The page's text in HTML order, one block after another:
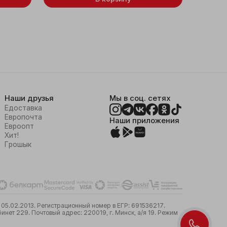
Наши друзья
Едоставка
Европочта
Евроопт
Хит!
Грошык
Мы в соц. сетях
Наши приложения
Регистрационный номер в ЕГР: 691536217.
229. Почтовый адрес: 220019, г. Минск, а/я 19. Режим